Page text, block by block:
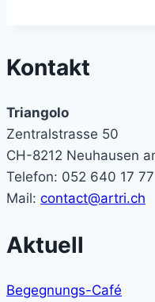
Kontakt
Triangolo
Zentralstrasse 50
CH-8212 Neuhausen
Telefon: 052 640 17 77
Mail: contact@artri.ch
Aktuell
Begegnungs-Café